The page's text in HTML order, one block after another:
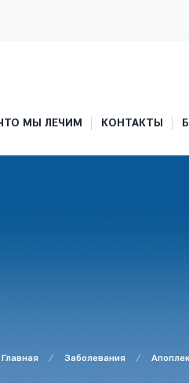
МЫ ЛЕЧИМ КОНТАКТЫ
Главная Заболевания